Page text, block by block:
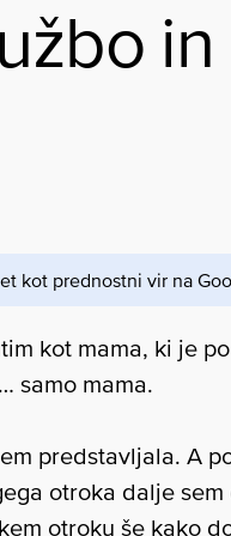
kot prednostni vir na
kot mama, ki je
samo mama.
predstavljala. A
otroka dalje sem
otroku še kako